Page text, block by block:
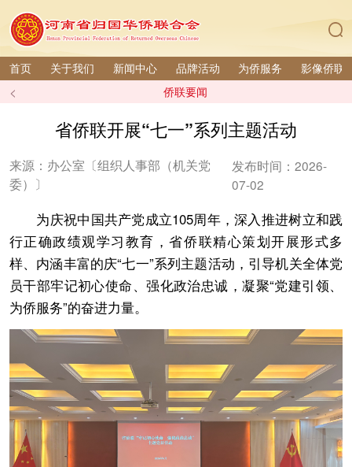
首页 关于我们 新闻中心 品牌活动 为侨服务 影像侨联
< 侨联要闻
省侨联开展“七一”系列主题活动
来源：办公室〔组织人事部（机关党
委）〕
发布时间：2026-
07-02
为庆祝中国共产党成立105周年，深入推进树立和践
行正确政绩观学习教育，省侨联精心策划开展形式多
样、内涵丰富的庆“七一”系列主题活动，引导机关全体党
员干部牢记初心使命、强化政治忠诚，凝聚“党建引领、
为侨服务”的奋进力量。